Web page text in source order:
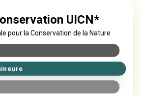
UICN*
pour la Conservation de la Nature